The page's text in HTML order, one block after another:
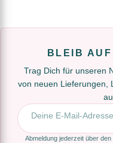
BLEIB
Trag Dich für unseren
von neuen Lieferungen,
E-Mail-Adresse
Abmeldung jederzeit über